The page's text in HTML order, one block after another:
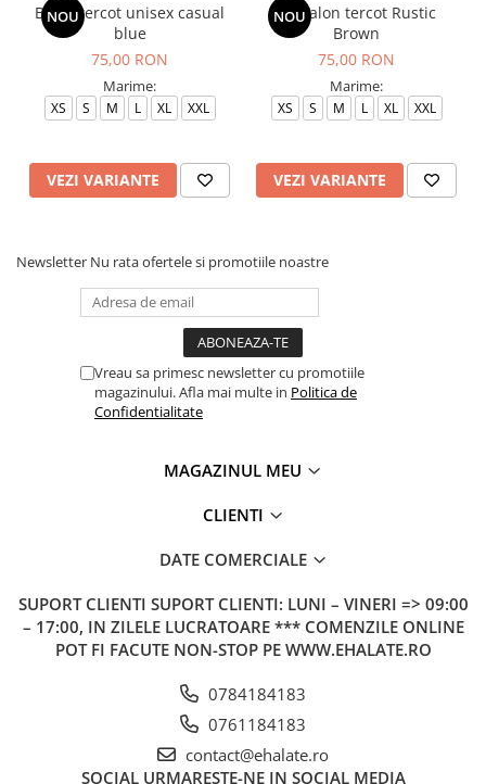
NOU
Bluza tercot unisex casual
blue
75,00 RON
Marime:
XS S M L XL XXL
VEZI VARIANTE
NOU
Pantalon tercot Rustic
Brown
75,00 RON
Marime:
XS S M L XL XXL
VEZI VARIANTE
Newsletter Nu rata ofertele si promotiile noastre
Vreau sa primesc newsletter cu promotiile
magazinului. Afla mai multe in Politica de
Confidentialitate
MAGAZINUL MEU
CLIENTI
DATE COMERCIALE
SUPORT CLIENTI SUPORT CLIENTI: LUNI – VINERI => 09:00
– 17:00, IN ZILELE LUCRATOARE *** COMENZILE ONLINE
POT FI FACUTE NON-STOP PE WWW.EHALATE.RO
0784184183
0761184183
contact@ehalate.ro
SOCIAL URMARESTE-NE IN SOCIAL MEDIA